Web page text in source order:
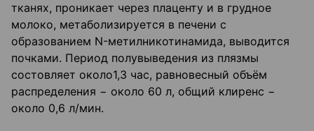
тканях, проникает через плаценту и в грудное
молоко, метаболизируется в печени с
образованием N-метилникотинамида, выводится
почками. Период полувыведения из плязмы
состовляет около1,3 час, равновесный объём
распределения − около 60 л, общий клиренс −
около 0,6 л/мин.